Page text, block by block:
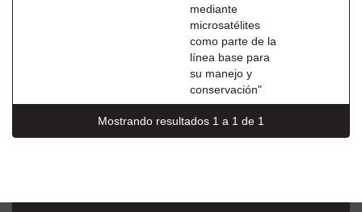
mediante
microsatélites
como parte de la
línea base para
su manejo y
conservación"
Mostrando resultados 1 a 1 de 1